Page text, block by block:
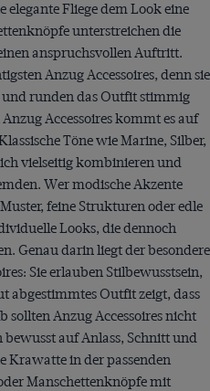
Fliege dem Look eine
unterstreichen die
anspruchsvollen Auftritt.
Anzug Accessoires, denn sie
runden das Outfit stimmig
Accessoires kommt es auf
Töne wie Marine, Silber,
vielseitig kombinieren und
Wer modische Akzente
feine Strukturen oder edle
Looks, die dennoch
Genau darin liegt der besondere
Sie erlauben Stilbewusstsein,
abgestimmtes Outfit zeigt, dass
sollten Anzug Accessoires nicht
auf Anlass, Schnitt und
Krawatte in der passenden
Manschettenknöpfe mit